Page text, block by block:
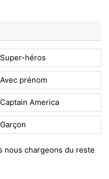
Super-héros
Avec prénom
Captain America
Garçon